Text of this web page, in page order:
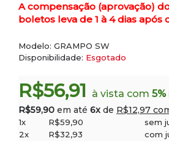
A compensação (aprovação)
boletos leva de 1 à 4 dias após
Modelo: GRAMPO SW
Disponibilidade: Esgotado
R$56,91 à vista com 5%
R$59,90 em até 6x de R$12,97
1x R$59,90
sem
2x
R$32,93
com